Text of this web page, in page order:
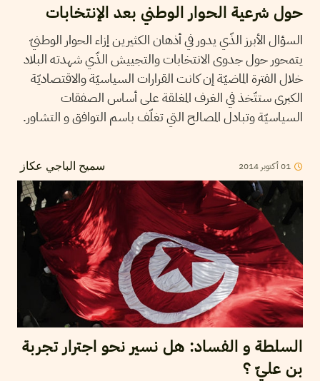
حول شرعية الحوار الوطني بعد الإنتخابات
السؤال الأبرز الذّي يدور في أذهان الكثيرين إزاء الحوار الوطنيّ
يتمحور حول جدوى الانتخابات والتجييش الذّي شهدته البلاد
خلال الفترة الماضيّة إن كانت القرارات السياسيّة والاقتصاديّة
الكبرى ستتّخذ في الغرف المغلقة على أساس الصفقات
السياسيّة وتبادل المصالح التي تغلّف باسم التوافق و التشاور.
سميح الباجي عكاز 01أكتوبر 2014
السلطة و الفساد: هل نسير نحو اجترار تجربة
بن عليّ ؟